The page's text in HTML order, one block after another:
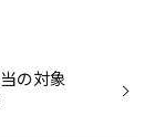
の対象